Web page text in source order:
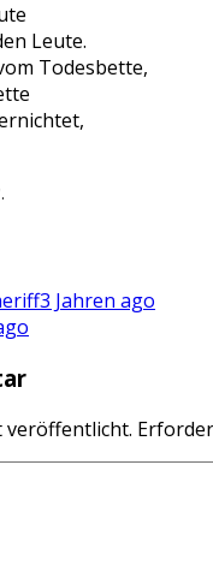
Leute.
Todesbette,
3 Jahren ago
veröffentlicht.